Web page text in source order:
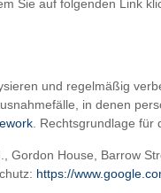
Sie auf folgenden Link
und regelmäßig
in denen
. Rechtsgrundlage
House, Barrow
https://